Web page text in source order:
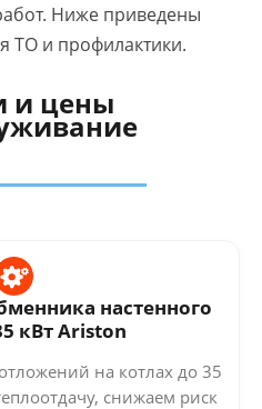
Ниже приведены
ТО и профилактики.
и цены
настенного
кВт Ariston
на котлах до 35
снижаем риск